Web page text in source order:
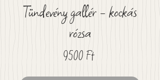
Tündevény gallér - kockás
rózsa
9500 FtÁr